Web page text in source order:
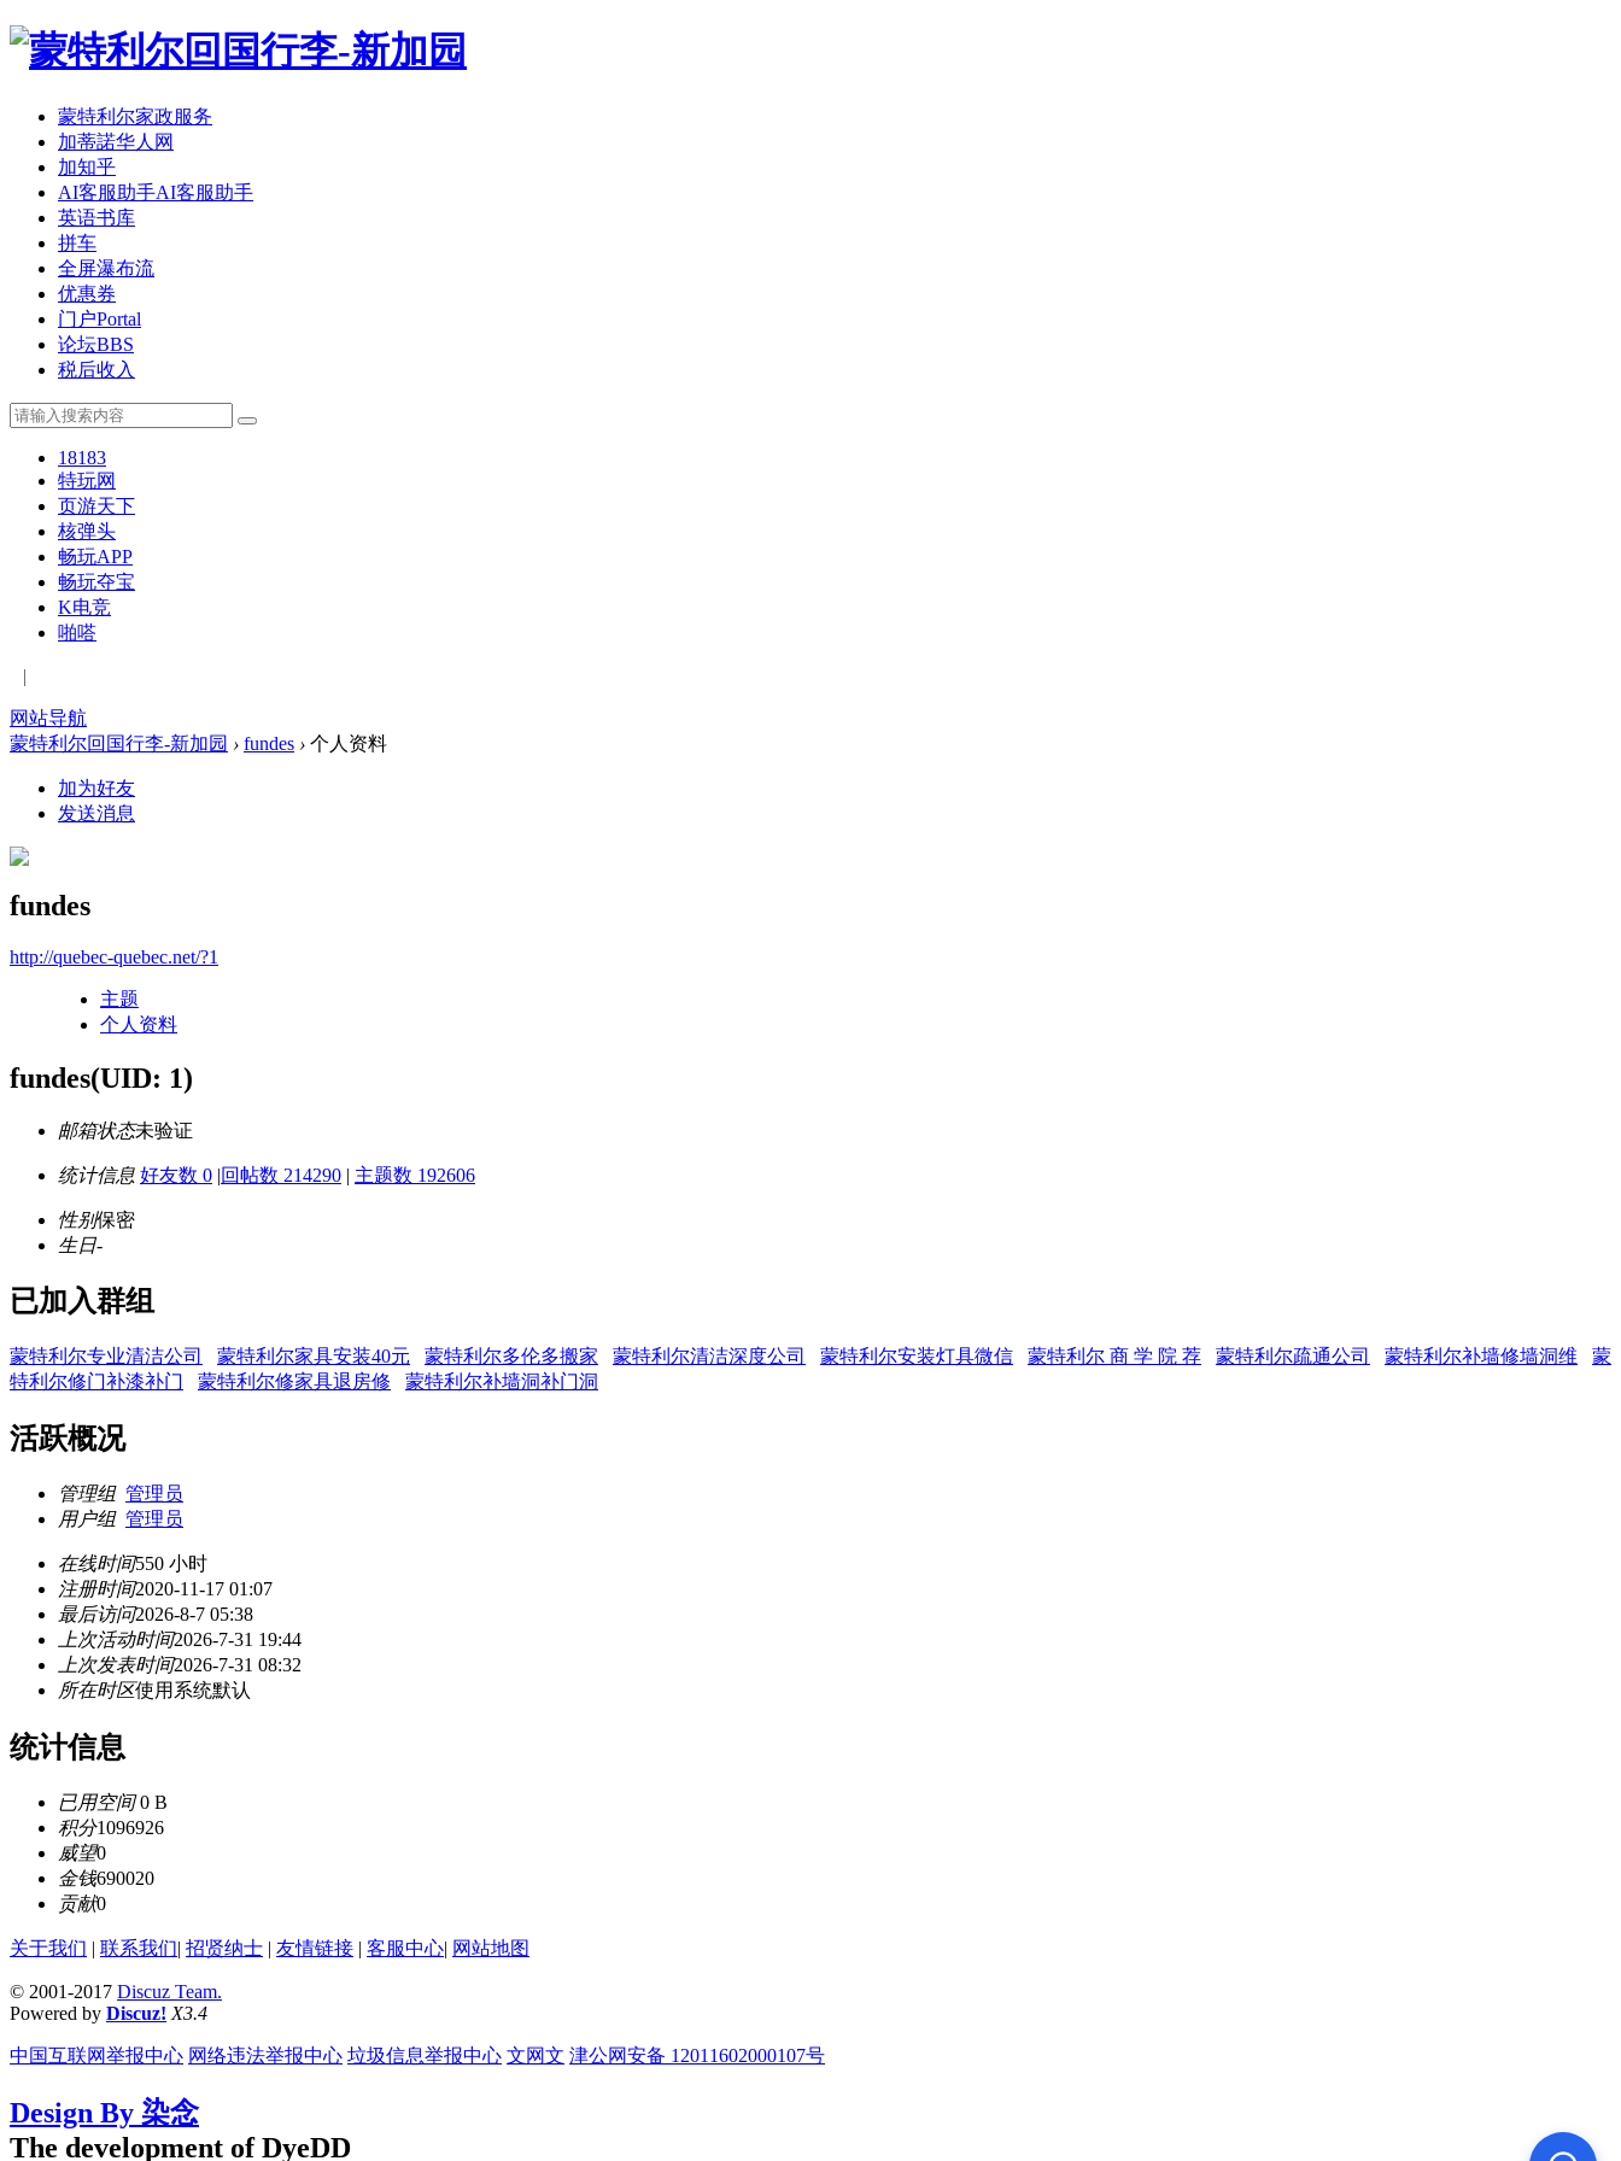
蒙特利尔家政服务
加蒂諾华人网
加知乎
AI客服助手AI客服助手
英语书库
拼车
全屏瀑布流
优惠券
门户Portal
论坛BBS
税后收入
18183
特玩网
页游天下
核弹头
畅玩APP
畅玩夺宝
K电竞
啪嗒
|
网站导航
蒙特利尔回国行李-新加园 › fundes › 个人资料
加为好友
发送消息
fundes
http://quebec-quebec.net/?1
主题
个人资料
fundes(UID: 1)
邮箱状态未验证
统计信息 好友数 0 |回帖数 214290 | 主题数 192606
性别保密
生日-
已加入群组
蒙特利尔专业清洁公司 蒙特利尔家具安装40元 蒙特利尔多伦多搬家 蒙特利尔清洁深度公司 蒙特利尔安装灯具微信 蒙特利尔 商 学 院 荐 蒙特利尔疏通公司 蒙特利尔补墙修墙洞维
蒙
特利尔修门补漆补门
蒙特利尔修家具退房修 蒙特利尔补墙洞补门洞
活跃概况
管理组 管理员
用户组 管理员
在线时间550 小时
注册时间2020-11-17 01:07
最后访问2026-8-7 05:38
上次活动时间2026-7-31 19:44
上次发表时间2026-7-31 08:32
所在时区使用系统默认
统计信息
已用空间0 B
积分1096926
威望0
金钱690020
贡献0
关于我们 | 联系我们| 招贤纳士 | 友情链接 | 客服中心| 网站地图
© 2001-2017 Discuz Team.
Powered by Discuz! X3.4
中国互联网举报中心 网络违法举报中心 垃圾信息举报中心 文网文 津公网安备 12011602000107号
Design By 染念
The development of DyeDD